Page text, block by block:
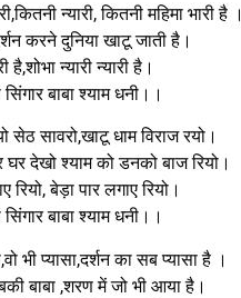
न्यारी, कितनी महिमा भारी है ।
करने दुनिया खाटू जाती है।
है,शोभा न्यारी न्यारी है।
बाबा श्याम धनी।।
सेठ सावरो,खाटू धाम विराज रयो।
घर देखो श्याम को डनको बाज रियो।
रियो, बेड़ा पार लगाए रियो।
बाबा श्याम धनी।।
भी प्यासा,दर्शन का सब प्यासा है ।
बाबा ,शरण में जो भी आया है।